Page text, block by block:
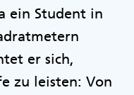
ein Student in
er sich,
zu leisten: Von